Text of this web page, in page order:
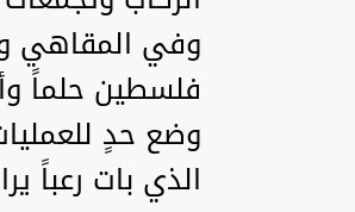
وفي المقاهي
فلسطين حلماً
وضع حدٍ
الذي بات رعباً